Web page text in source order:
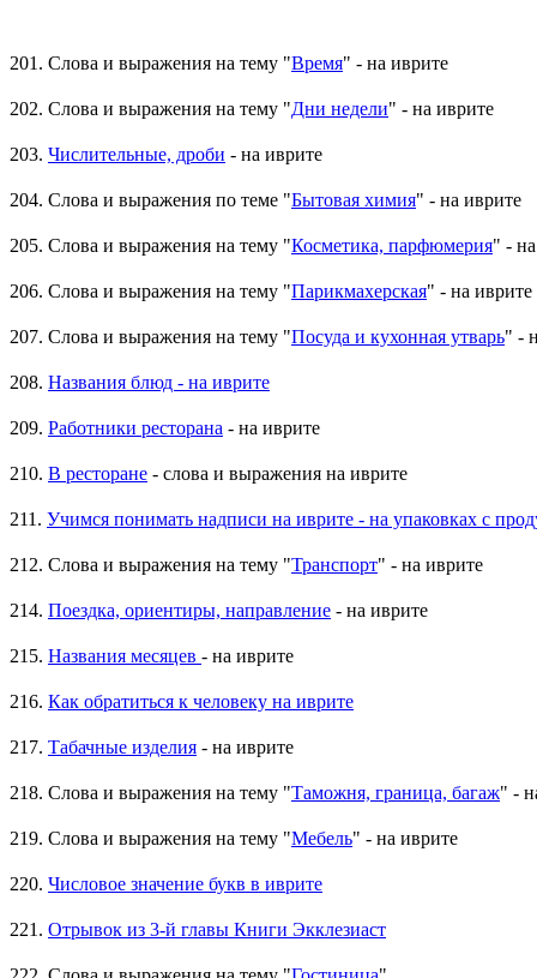
201. Слова и выражения на тему "Время" - на иврите
202. Слова и выражения на тему "Дни недели" - на иврите
203. Числительные, дроби - на иврите
204. Слова и выражения по теме "Бытовая химия" - на иврите
205. Слова и выражения на тему "Косметика, парфюмерия" -
206. Слова и выражения на тему "Парикмахерская" - на иврите
207. Слова и выражения на тему "Посуда и кухонная утварь" -
208. Названия блюд - на иврите
209. Работники ресторана - на иврите
210. В ресторане - слова и выражения на иврите
211. Учимся понимать надписи на иврите - на упаковках с
212. Слова и выражения на тему "Транспорт" - на иврите
214. Поездка, ориентиры, направление - на иврите
215. Названия месяцев - на иврите
216. Как обратиться к человеку на иврите
217. Табачные изделия - на иврите
218. Слова и выражения на тему "Таможня, граница, багаж" -
219. Слова и выражения на тему "Мебель" - на иврите
220. Числовое значение букв в иврите
221. Отрывок из 3-й главы Книги Экклезиаст